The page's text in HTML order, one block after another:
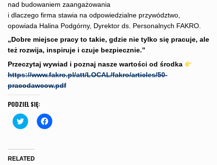
nad budowaniem zaangażowania
i dlaczego firma stawia na odpowiedzialne przywództwo,
opowiada Halina Podgórny, Dyrektor ds. Personalnych FAKRO.
„Dobre miejsce pracy to takie, gdzie nie tylko się pracuje, ale
też rozwija, inspiruje i czuje bezpiecznie.”
Przeczytaj wywiad i poznaj nasze wartości od środka
https://www.fakro.pl/att/LOCAL/fakro/articles/50-
pracodawcow.pdf
PODZIEL SIĘ:
C
l
t
o
C
l
RELATED